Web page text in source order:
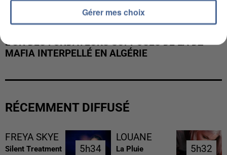
L’UN DES FONDATEURS SUPPOSÉS DE LA DZ
MAFIA INTERPELLÉ EN ALGÉRIE
RÉCEMMENT DIFFUSÉ
FREYA SKYE
Silent Treatment 5h34
5h34
LOUANE
La Pluie 5h32
5h32
Gérer mes choix